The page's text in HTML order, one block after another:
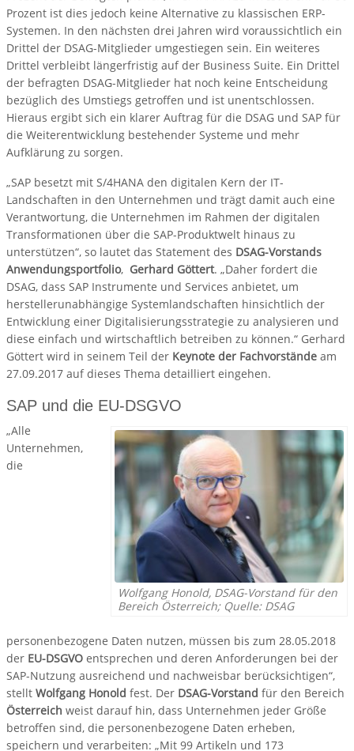
Prozent ist dies jedoch keine Alternative zu klassischen ERP-
Systemen. In den nächsten drei Jahren wird voraussichtlich ein
Drittel der DSAG-Mitglieder umgestiegen sein. Ein weiteres
Drittel verbleibt längerfristig auf der Business Suite. Ein Drittel
der befragten DSAG-Mitglieder hat noch keine Entscheidung
bezüglich des Umstiegs getroffen und ist unentschlossen.
Hieraus ergibt sich ein klarer Auftrag für die DSAG und SAP für
die Weiterentwicklung bestehender Systeme und mehr
Aufklärung zu sorgen.
„SAP besetzt mit S/4HANA den digitalen Kern der IT-
Landschaften in den Unternehmen und trägt damit auch eine
Verantwortung, die Unternehmen im Rahmen der digitalen
Transformationen über die SAP-Produktwelt hinaus zu
unterstützen“, so lautet das Statement des DSAG-Vorstands
Anwendungsportfolio, Gerhard Göttert. „Daher fordert die
DSAG, dass SAP Instrumente und Services anbietet, um
herstellerunabhängige Systemlandschaften hinsichtlich der
Entwicklung einer Digitalisierungsstrategie zu analysieren und
diese einfach und wirtschaftlich betreiben zu können.“ Gerhard
Göttert wird in seinem Teil der Keynote der Fachvorstände am
27.09.2017 auf dieses Thema detailliert eingehen.
SAP und die EU-DSGVO
Wolfgang Honold, DSAG-Vorstand für den
Bereich Österreich; Quelle: DSAG
„Alle
Unternehmen,
die
personenbezogene Daten nutzen, müssen bis zum 28.05.2018
der EU-DSGVO entsprechen und deren Anforderungen bei der
SAP-Nutzung ausreichend und nachweisbar berücksichtigen“,
stellt Wolfgang Honold fest. Der DSAG-Vorstand für den Bereich
Österreich weist darauf hin, dass Unternehmen jeder Größe
betroffen sind, die personenbezogene Daten erheben,
speichern und verarbeiten: „Mit 99 Artikeln und 173